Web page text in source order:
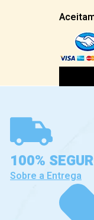
100%
Sobre a Entrega